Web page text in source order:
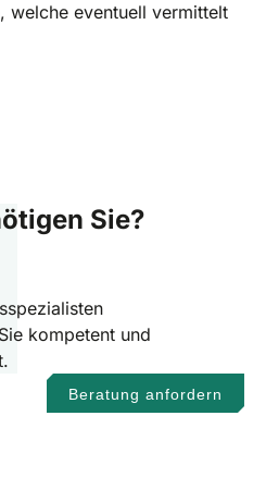
welche eventuell vermittelt
Sie?
kompetent und
Beratung anfordern